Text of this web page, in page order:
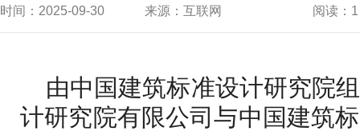
时间：2025-09-30 来源：互联网 阅读： 1
由中国建筑标准设计研究院
计研究院有限公司与中国建筑